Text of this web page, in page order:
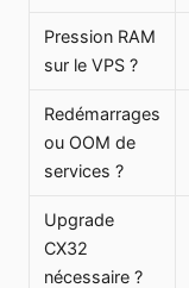
Pression RAM
sur le VPS ?
Redémarrages
ou OOM de
services ?
Upgrade
CX32
nécessaire ?